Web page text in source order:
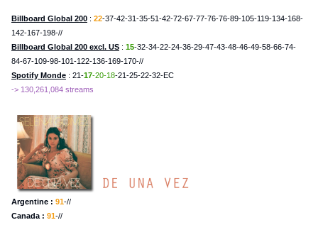
Billboard Global 200 : 22-37-42-31-35-51-42-72-67-77-76-76-89-105-119-134-168-
142-167-198-//
Billboard Global 200 excl. US : 15-32-34-22-24-36-29-47-43-48-46-49-58-66-74-
84-67-109-98-101-122-136-169-170-//
Spotify Monde : 21-17-20-18-21-25-22-32-EC
-> 130,261,084 streams
Argentine : 91-//
Canada : 91-//